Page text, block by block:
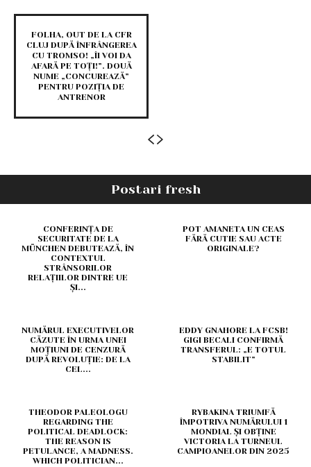
FOLHA, OUT DE LA CFR
CLUJ DUPĂ ÎNFRÂNGEREA
CU TROMSO! „ÎI VOI DA
AFARĂ PE TOȚI!”. DOUĂ
NUME „CONCUREAZĂ”
PENTRU POZIȚIA DE
ANTRENOR
Postari fresh
CONFERINȚA DE
SECURITATE DE LA
MÜNCHEN DEBUTEAZĂ, ÎN
CONTEXTUL
STRÂNSORILOR
RELAȚIILOR DINTRE UE
ȘI...
POT AMANETA UN CEAS
FĂRĂ CUTIE SAU ACTE
ORIGINALE?
NUMĂRUL EXECUTIVELOR
CĂZUTE ÎN URMA UNEI
MOȚIUNI DE CENZURĂ
DUPĂ REVOLUȚIE: DE LA
CEL...
EDDY GNAHORE LA FCSB!
GIGI BECALI CONFIRMĂ
TRANSFERUL: „E TOTUL
STABILIT”
THEODOR PALEOLOGU
REGARDING THE
POLITICAL DEADLOCK:
THE REASON IS
PETULANCE, A MADNESS.
WHICH POLITICIAN...
RYBAKINA TRIUMFĂ
ÎMPOTRIVA NUMĂRULUI 1
MONDIAL ȘI OBȚINE
VICTORIA LA TURNEUL
CAMPIOANELOR DIN 2025